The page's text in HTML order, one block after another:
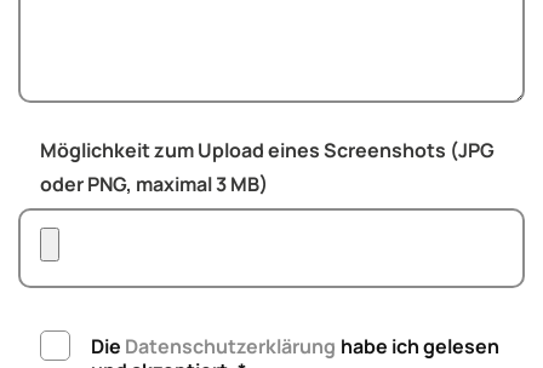
Möglichkeit zum Upload eines Screenshots (JPG
oder PNG, maximal 3 MB)
Die Daten­schutz­erklärung habe ich gelesen